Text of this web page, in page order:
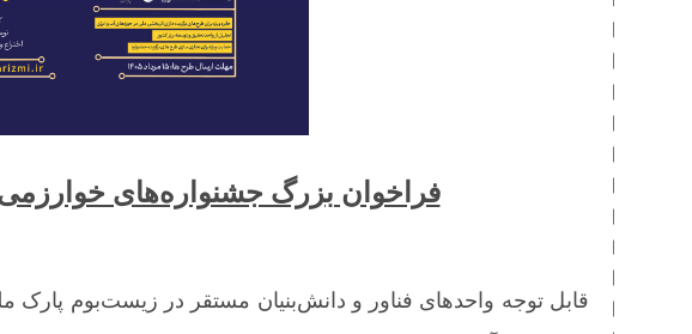
فراخوان بزرگ جشنواره‌های
قابل توجه واحدهای فناور و دانش‌بنیان مستقر در زیست‌بوم